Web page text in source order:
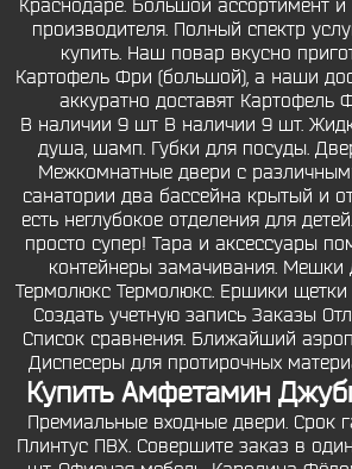
Краснодаре. Большой ассортимент
производителя. Полный спектр
купить. Наш повар вкусно
Картофель Фри (большой), а наши
аккуратно доставят Картофель
В наличии 9 шт В наличии 9 шт.
душа, шамп. Губки для посуды.
Межкомнатные двери с
санатории два бассейна крытый и
есть неглубокое отделения для
просто супер! Тара и аксессуары
контейнеры замачивания. Мешки
Термолюкс Термолюкс. Ершики щетки
Создать учетную запись Заказы
Список сравнения. Ближайший
Диспесеры для протирочных
Купить Амфетамин
Премиальные входные двери. Срок
Плинтус ПВХ. Совершите заказ в